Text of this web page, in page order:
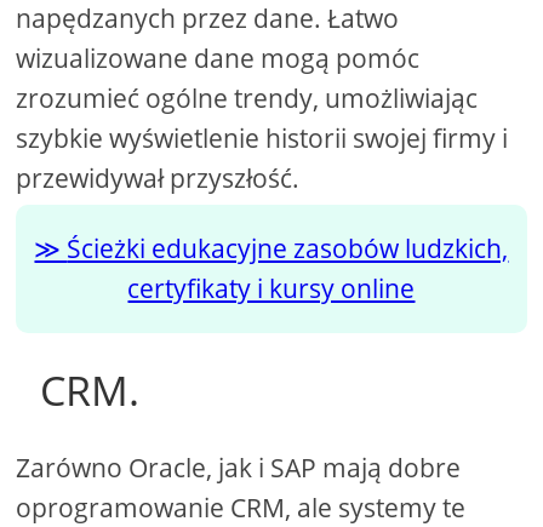
napędzanych przez dane. Łatwo
wizualizowane dane mogą pomóc
zrozumieć ogólne trendy, umożliwiając
szybkie wyświetlenie historii swojej firmy i
przewidywał przyszłość.
Ścieżki edukacyjne zasobów ludzkich,
certyfikaty i kursy online
CRM.
Zarówno Oracle, jak i SAP mają dobre
oprogramowanie CRM, ale systemy te